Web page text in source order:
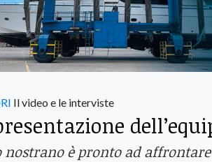
Il video e le interviste
nostrano è pronto ad affrontare